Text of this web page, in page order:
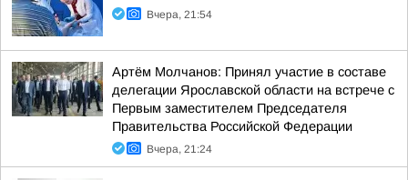
Вчера, 21:54
Артём Молчанов: Принял участие в составе
делегации Ярославской области на встрече с
Первым заместителем Председателя
Правительства Российской Федерации
Вчера, 21:24